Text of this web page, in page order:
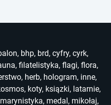
, bhp, brd, cyfry, cyrk,
, filatelistyka, flagi, flora,
, herb, hologram, inne,
, koty, ksiązki, latarnie,
marynistyka, medal, mikołaj,